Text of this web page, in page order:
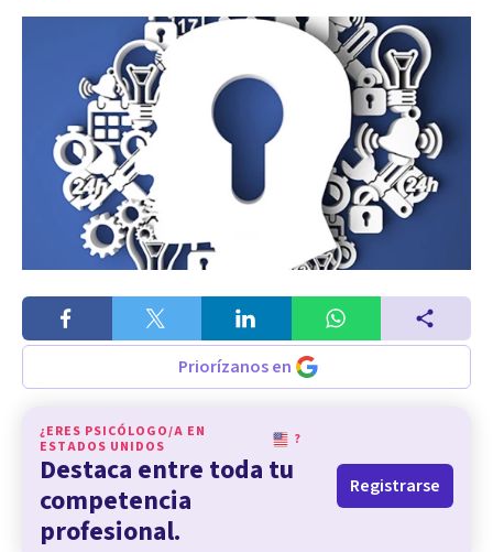
Priorízanos en
¿ERES PSICÓLOGO/A EN
ESTADOS UNIDOS
?
Destaca entre toda tu
competencia
profesional.
Registrarse